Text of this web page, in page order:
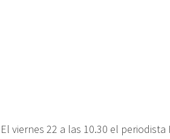
El viernes 22 a las 10.30 el